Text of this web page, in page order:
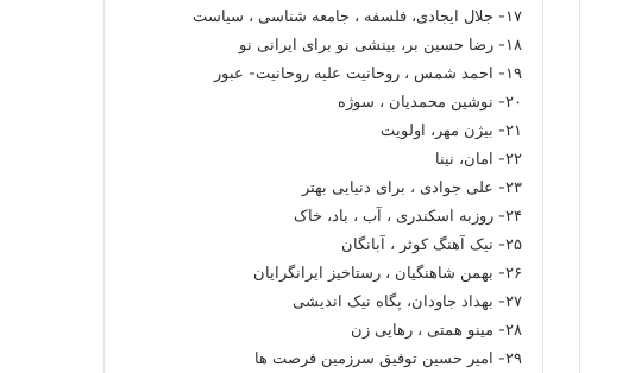
۱۷- جلال ایجادی، فلسفه ، جامعه شناسی ، سیاست
۱۸- رضا حسین بر، بینشی نو برای ایرانی نو
۱۹- احمد شمس ، روحانیت علیه روحانیت- عبور
۲۰- نوشین محمدیان ، سوژه
۲۱- بیژن مهر، اولویت
۲۲- امان، نینا
۲۳- علی جوادی ، برای دنیایی بهتر
۲۴- روزبه اسکندری ، آب ، باد، خاک
۲۵- نیک آهنگ کوثر ، آبانگان
۲۶- بهمن شاهنگیان ، رستاخیز ایرانگرایان
۲۷- بهداد جاودان، پگاه نیک اندیشی
۲۸- مینو همتی ، رهایی زن
۲۹- امیر حسین توفیق سرزمین فرصت ها